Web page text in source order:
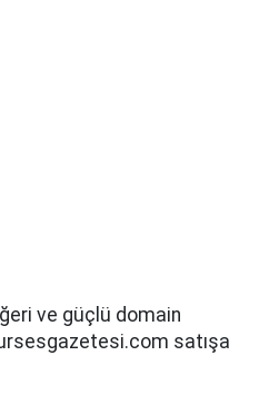
ve güçlü domain
satışa